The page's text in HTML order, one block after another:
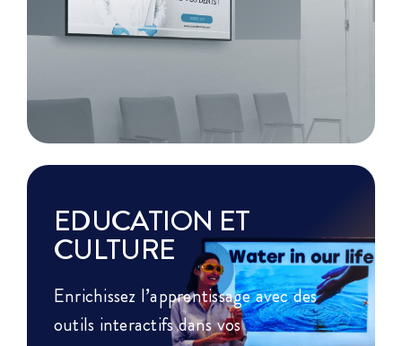
EDUCATION ET
CULTURE
Enrichissez l’apprentissage avec des
outils interactifs dans vos